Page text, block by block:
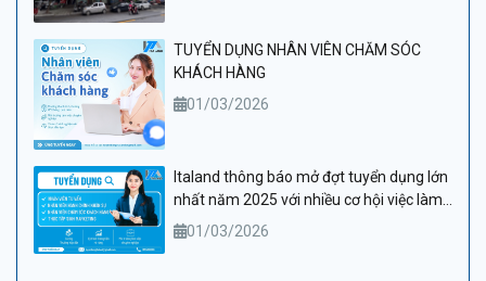
TUYỂN DỤNG NHÂN VIÊN CHĂM SÓC
KHÁCH HÀNG
01/03/2026
Italand thông báo mở đợt tuyển dụng lớn
nhất năm 2025 với nhiều cơ hội việc làm
hấp dẫn
01/03/2026